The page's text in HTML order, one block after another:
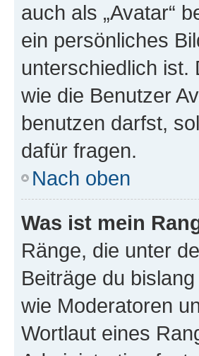
auch als „Avatar“
ein persönliches
unterschiedlich ist.
wie die Benutzer
benutzen darfst,
dafür fragen.
Nach oben
Was ist mein
Ränge, die unter
Beiträge du
wie Moderatoren
Wortlaut eines